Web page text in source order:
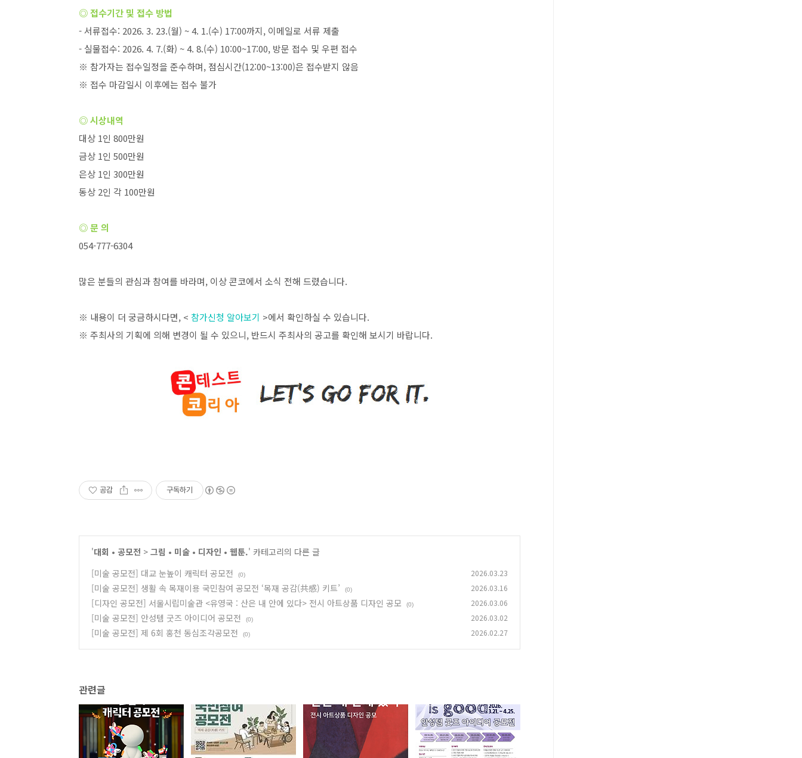
◎ 접수기간 및 접수 방법
-서류접수: 2026. 3. 23.(월) ~ 4. 1.(수) 17:00까지, 이메일로 서류 제출
- 실물접수: 2026. 4. 7.(화) ~ 4. 8.(수) 10:00~17:00, 방문 접수 및 우편 접수
※ 참가자는 접수일정을 준수하며, 점심시간(12:00~13:00)은 접수받지 않음
※ 접수 마감일시 이후에는 접수 불가
◎ 시상내역
대상 1인 800만원
금상 1인 500만원
은상 1인 300만원
동상 2인 각 100만원
◎ 문 의
054-777-6304
많은 분들의 관심과 참여를 바라며, 이상 콘코에서 소식 전해 드렸습니다.
※ 내용이 더 궁금하시다면, < 참가신청 알아보기 >에서 확인하실 수 있습니다.
※ 주최사의 기획에 의해 변경이 될 수 있으니, 반드시 주최사의 공고를 확인해 보시기 바랍니다.
공감 구독하기
'대회 • 공모전 > 그림 • 미술 • 디자인 • 웹툰.' 카테고리의 다른 글
[미술 공모전] 대교 눈높이 캐릭터 공모전
(0) 2026.03.23
[미술 공모전] 생활 속 목재이용 국민참여 공모전 ‘목재 공감(共感) 키트’ (0) 2026.03.16
[디자인 공모전] 서울시립미술관 <유영국 : 산은 내 안에 있다> 전시 아트상품 디자인 공모 (0) 2026.03.06
[미술 공모전] 안성템 굿즈 아이디어 공모전 (0) 2026.03.02
[미술 공모전] 제 6회 홍천 동심조각공모전 (0) 2026.02.27
관련글